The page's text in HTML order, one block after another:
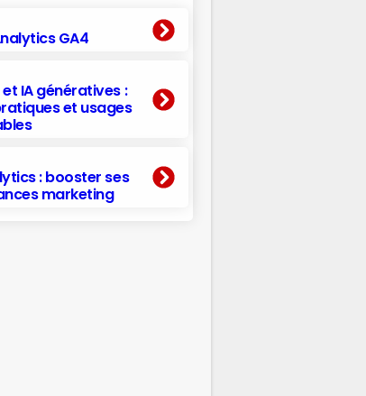
GA4
et IA génératives :
et usages
: booster ses
marketing